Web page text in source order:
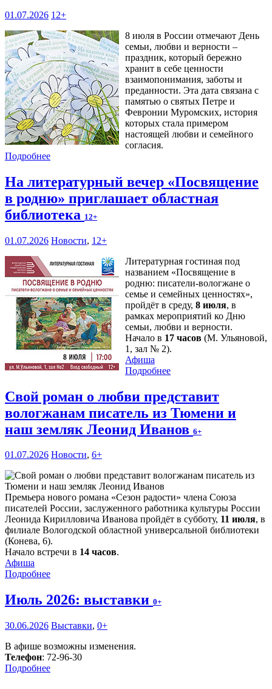
01.07.2026 12+
8 июля в России отмечают День
семьи, любви и верности –
праздник, который бережно
хранит в себе ценности
взаимопонимания, заботы и
преданности. Эта дата связана с
памятью о святых Петре и
Февронии Муромских, история
которых стала примером
настоящей любви и семейного
согласия.
Подробнее
На литературный вечер «Посвящение
в родню» приглашает областная
библиотека 12+
01.07.2026 Новости, 12+
Литературная гостиная под
названием «Посвящение в
родню: писатели-вологжане о
семье и семейных ценностях»,
пройдёт в среду, 8 июля, в
рамках мероприятий ко Дню
семьи, любви и верности.
Начало в 17 часов (М. Ульяновой,
1, зал № 2).
Афиша
Подробнее
Свой роман о любви представит
вологжанам писатель из Тюмени и
наш земляк Леонид Иванов 6+
01.07.2026 Новости, 6+
Премьера нового романа «Сезон радости» члена Союза
писателей России, заслуженного работника культуры России
Леонида Кирилловича Иванова пройдёт в субботу, 11 июля, в
филиале Вологодской областной универсальной библиотеки
(Конева, 6).
Начало встречи в 14 часов.
Афиша
Подробнее
Июль 2026: выставки 0+
30.06.2026 Выставки, 0+
В афише возможны изменения.
Телефон: 72-96-30
Подробнее